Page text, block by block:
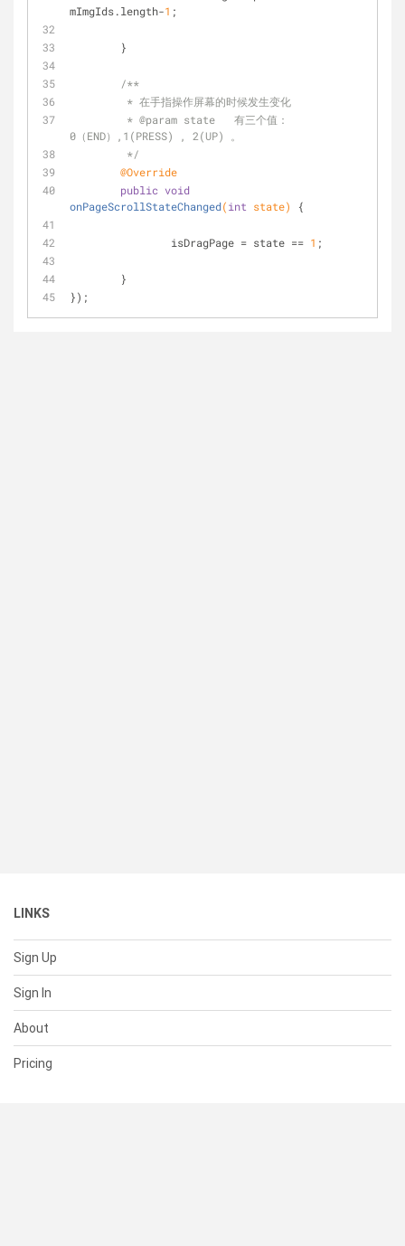
mImgIds.length-1 ;
        }
/**
         * 在手指操作屏幕的时候发生变化
         *
@param state   有三个值：
0（END）,1(PRESS) , 2(UP) 。
         */
@Override
public void
onPageScrollStateChanged(int state) {
                isDragPage = state ==
1 ;
        }
});
LINKS
Sign Up
Sign In
About
Pricing